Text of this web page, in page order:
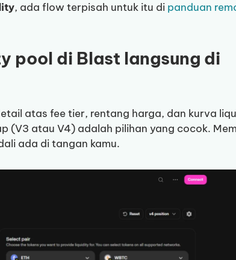
, ada flow terpisah untuk itu di panduan
pool di Blast langsung di
atas fee tier, rentang harga, dan kurva
(V3 atau V4) adalah pilihan yang cocok.
ada di tangan kamu.